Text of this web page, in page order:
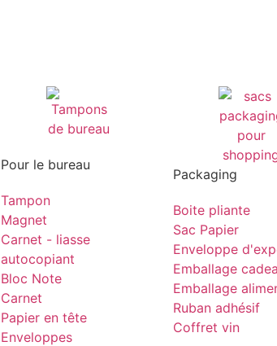
Pour le bureau
Tampon
Magnet
Carnet - liasse
autocopiant
Bloc Note
Carnet
Papier en tête
Enveloppes
Packaging
Boite pliante
Sac Papier
Enveloppe
Emballage
Emballage
Ruban adhésif
Coffret vin